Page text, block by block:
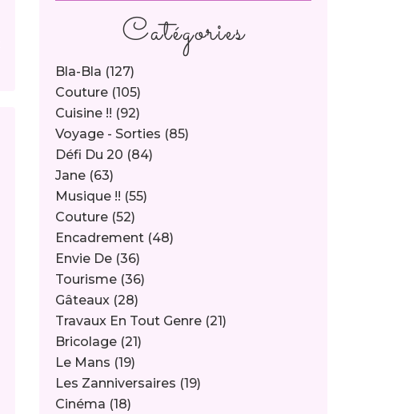
Catégories
Bla-Bla (127)
Couture (105)
Cuisine !! (92)
Voyage - Sorties (85)
Défi Du 20 (84)
Jane (63)
Musique !! (55)
Couture (52)
Encadrement (48)
Envie De (36)
Tourisme (36)
Gâteaux (28)
Travaux En Tout Genre (21)
Bricolage (21)
Le Mans (19)
Les Zanniversaires (19)
Cinéma (18)